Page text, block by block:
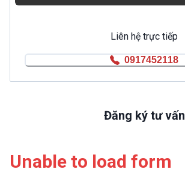
Liên hệ trực tiếp
0917452118
Đăng ký tư vấn
Unable to load form